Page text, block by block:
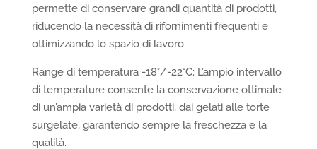
permette di conservare grandi quantità di prodotti,
riducendo la necessità di rifornimenti frequenti e
ottimizzando lo spazio di lavoro.
Range di temperatura -18°/-22°C: L’ampio intervallo
di temperature consente la conservazione ottimale
di un’ampia varietà di prodotti, dai gelati alle torte
surgelate, garantendo sempre la freschezza e la
qualità.